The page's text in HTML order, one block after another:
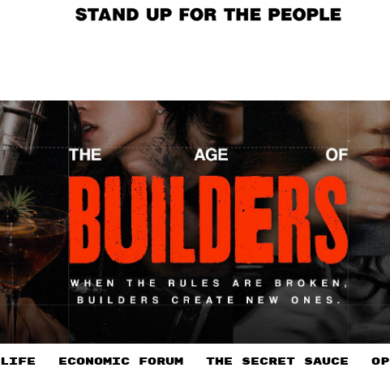
LIFE ECONOMIC FORUM THE SECRET SAUCE​